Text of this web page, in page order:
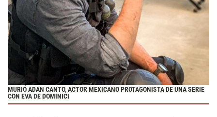
MURIÓ ADAN CANTO, ACTOR MEXICANO PROTAGONISTA DE UNA SERIE
CON EVA DE DOMINICI